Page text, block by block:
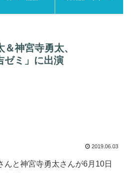
＆神宮寺勇太、
ゼミ」に出演
2019.06.03
んと神宮寺勇太さんが6月10日